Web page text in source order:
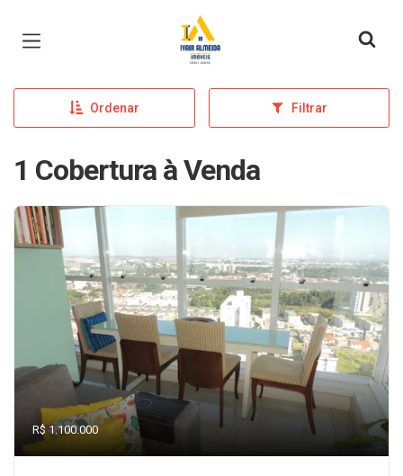
Página inicial
Ordenar Filtrar
1 Cobertura à Venda
R$ 1.100.000